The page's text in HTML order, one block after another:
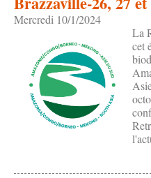
Mercredi 10/1/2024
La
cet